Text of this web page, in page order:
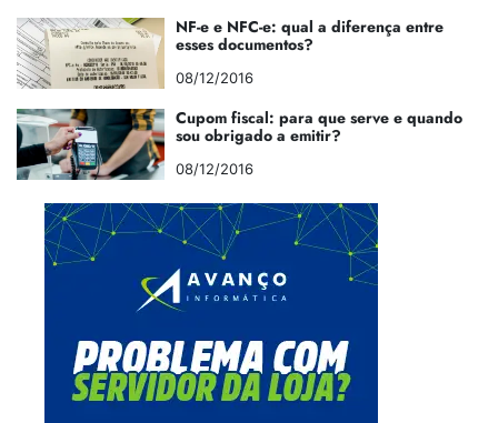
NF-e e NFC-e: qual a diferença entre
esses documentos?
08/12/2016
Cupom fiscal: para que serve e quando
sou obrigado a emitir?
08/12/2016